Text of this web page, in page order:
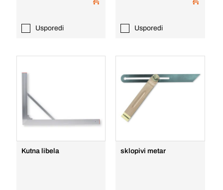
Usporedi Usporedi
Kutna libela sklopivi metar